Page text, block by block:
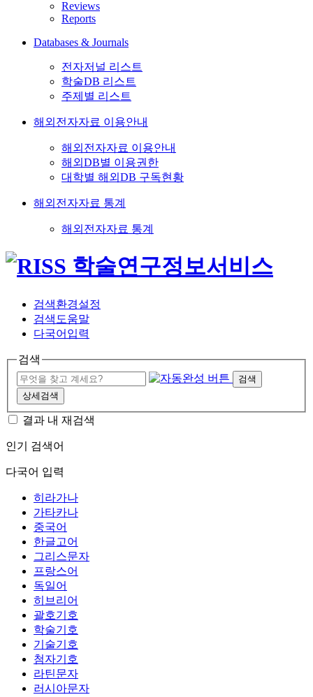
Reviews
Reports
Databases & Journals
전자저널 리스트
학술DB 리스트
주제별 리스트
해외전자자료 이용안내
해외전자자료 이용안내
해외DB별 이용권한
대학별 해외DB 구독현황
해외전자자료 통계
해외전자자료 통계
검색환경설정
검색도움말
다국어입력
검색
검색
상세검색
결과 내 재검색
인기 검색어
다국어 입력
히라가나
가타카나
중국어
한글고어
그리스문자
프랑스어
독일어
히브리어
괄호기호
학술기호
기술기호
첨자기호
라틴문자
러시아문자